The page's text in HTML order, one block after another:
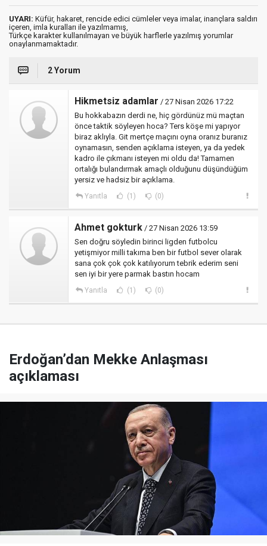
UYARI: Küfür, hakaret, rencide edici cümleler veya imalar, inançlara saldırı
içeren, imla kuralları ile yazılmamış,
Türkçe karakter kullanılmayan ve büyük harflerle yazılmış yorumlar
onaylanmamaktadır.
2 Yorum
Hikmetsiz adamlar / 27 Nisan 2026 17:22
Bu hokkabazın derdi ne, hiç gördünüz mü maçtan
önce taktik söyleyen hoca? Ters köşe mi yapıyor
biraz aklıyla. Git mertçe maçını oyna oranız buranız
oynamasın, senden açıklama isteyen, ya da yedek
kadro ile çıkmanı isteyen mi oldu da! Tamamen
ortalığı bulandırmak amaçlı olduğunu düşündüğüm
yersiz ve hadsiz bir açıklama.
Yanıtla (1) (0)
Ahmet gokturk / 27 Nisan 2026 13:59
Sen doğru söyledin birinci ligden futbolcu
yetişmiyor milli takıma ben bir futbol sever olarak
sana çok çok çok katılıyorum tebrik ederim seni
sen iyi bir yere parmak bastın hocam
Yanıtla (1) (0)
Erdoğan’dan Mekke Anlaşması
açıklaması